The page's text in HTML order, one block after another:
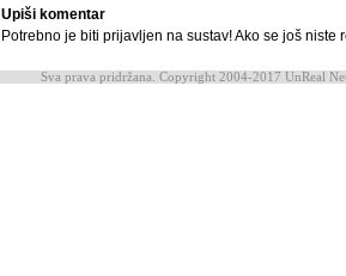
Upiši komentar
Potrebno je biti prijavljen na sustav! Ako se još
Sva prava pridržana. Copyright 2004-2017 UnReal